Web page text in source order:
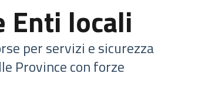
Enti locali
per servizi e sicurezza
Province con forze